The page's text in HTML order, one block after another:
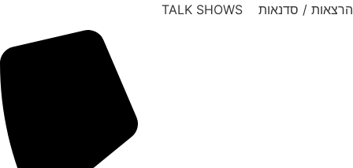
דלג
הרצאות / סדנאות TALK SHOWS